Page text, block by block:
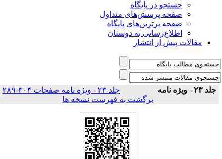
جستجو در پایگاه
صفحه پرسش‌های متداول
صفحه برترین‌های پایگاه
اطلاع‌رسانی به دوستان
مقالات پیش از انتشار
جلد ۲۳ - ویژه نامه جلد ۲۳ - ویژه نامه صفحات ۳۰۳-۲۸۹
|
برگشت به فهرست نسخه ها